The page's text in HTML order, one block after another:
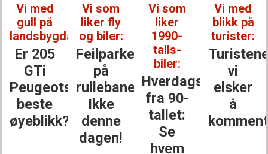
Vi med
gull på
landsbygda:
Er 205
GTi
Peugeots
beste
øyeblikk?
Vi som
liker fly
og biler:
Feilparkert
på
rullebanen?
Ikke
denne
dagen!
Vi som
liker
1990-
talls-
biler:
Hverdagsbiler
fra 90-
tallet:
Se
hvem
Vi med
blikk på
turister:
vi
elsker
å